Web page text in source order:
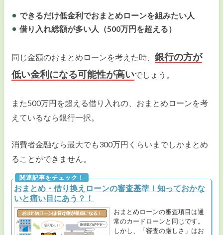
できるだけ低金利でおまとめローンを組みたい人
借り入れ総額が多い人（500万円を超える）
同じ金額のおまとめローンを考えた時、銀行の方が
低い金利になる可能性が高いでしょう。
また500万円を超える借り入れの、おまとめローンを考
えているなら銀行一択。
消費者金融なら最大でも300万円くらいまでしかまとめ
ることができません。
おまとめ・借り換えローンの審査基準！知っておかな
いと痛い目にあう？！
おまとめローンの審査項目は通
常のカードローンと同じです。
しかし、「審査の厳しさ」はお